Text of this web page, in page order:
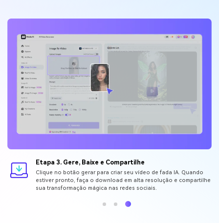
Etapa 3. Gere, Baixe e Compartilhe
Clique no botão gerar para criar seu vídeo de fada IA. Quando
estiver pronto, faça o download em alta resolução e compartilhe
sua transformação mágica nas redes sociais.